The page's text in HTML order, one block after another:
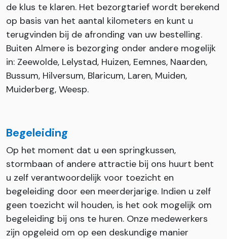
de klus te klaren. Het bezorgtarief wordt berekend
op basis van het aantal kilometers en kunt u
terugvinden bij de afronding van uw bestelling.
Buiten Almere is bezorging onder andere mogelijk
in: Zeewolde, Lelystad, Huizen, Eemnes, Naarden,
Bussum, Hilversum, Blaricum, Laren, Muiden,
Muiderberg, Weesp.
Begeleiding
Op het moment dat u een springkussen,
stormbaan of andere attractie bij ons huurt bent
u zelf verantwoordelijk voor toezicht en
begeleiding door een meerderjarige. Indien u zelf
geen toezicht wil houden, is het ook mogelijk om
begeleiding bij ons te huren. Onze medewerkers
zijn opgeleid om op een deskundige manier